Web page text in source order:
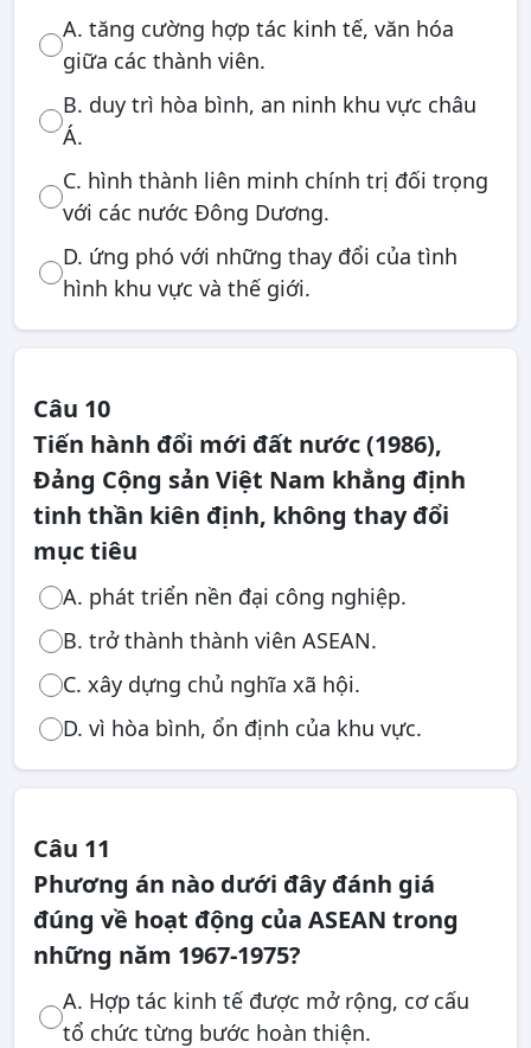
A. tăng cường hợp tác kinh tế, văn hóa
giữa các thành viên.
B. duy trì hòa bình, an ninh khu vực châu
Á.
C. hình thành liên minh chính trị đối trọng
với các nước Đông Dương.
D. ứng phó với những thay đổi của tình
hình khu vực và thế giới.
Câu 10
Tiến hành đổi mới đất nước (1986),
Đảng Cộng sản Việt Nam khẳng định
tinh thần kiên định, không thay đổi
mục tiêu
A. phát triển nền đại công nghiệp.
B. trở thành thành viên ASEAN.
C. xây dựng chủ nghĩa xã hội.
D. vì hòa bình, ổn định của khu vực.
Câu 11
Phương án nào dưới đây đánh giá
đúng về hoạt động của ASEAN trong
những năm 1967-1975?
A. Hợp tác kinh tế được mở rộng, cơ cấu
tổ chức từng bước hoàn thiện.